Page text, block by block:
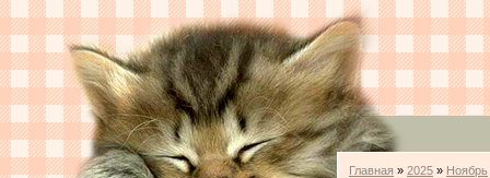
Главная » 2025 » Ноябрь